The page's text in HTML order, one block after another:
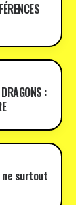
:
ne surtout